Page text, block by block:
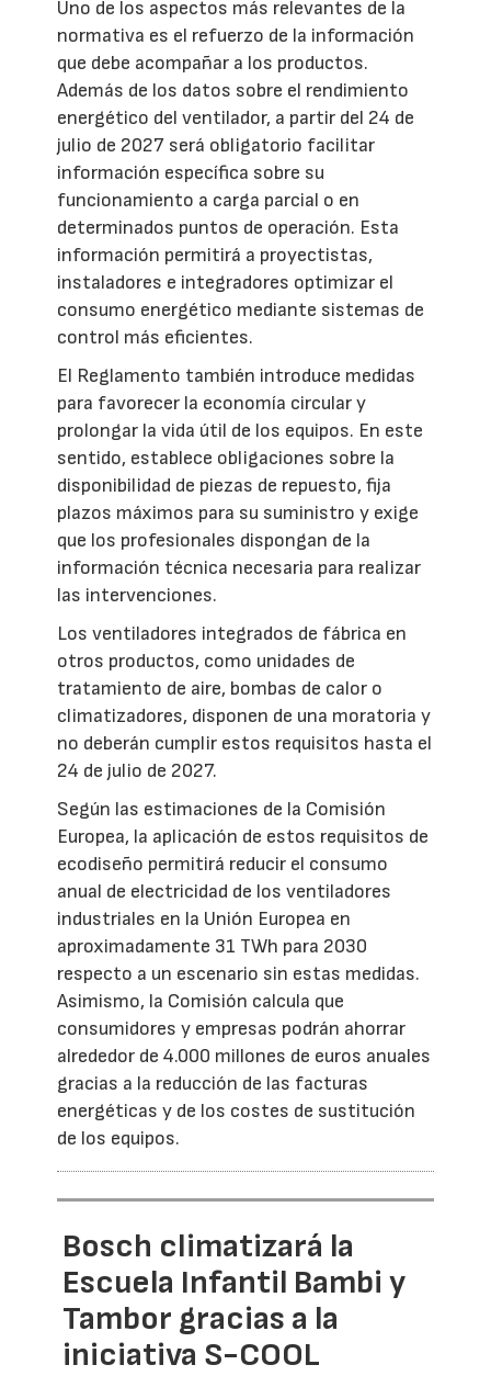
Uno de los aspectos más relevantes de la
normativa es el refuerzo de la información
que debe acompañar a los productos.
Además de los datos sobre el rendimiento
energético del ventilador, a partir del 24 de
julio de 2027 será obligatorio facilitar
información específica sobre su
funcionamiento a carga parcial o en
determinados puntos de operación. Esta
información permitirá a proyectistas,
instaladores e integradores optimizar el
consumo energético mediante sistemas de
control más eficientes.
El Reglamento también introduce medidas
para favorecer la economía circular y
prolongar la vida útil de los equipos. En este
sentido, establece obligaciones sobre la
disponibilidad de piezas de repuesto, fija
plazos máximos para su suministro y exige
que los profesionales dispongan de la
información técnica necesaria para realizar
las intervenciones.
Los ventiladores integrados de fábrica en
otros productos, como unidades de
tratamiento de aire, bombas de calor o
climatizadores, disponen de una moratoria y
no deberán cumplir estos requisitos hasta el
24 de julio de 2027.
Según las estimaciones de la Comisión
Europea, la aplicación de estos requisitos de
ecodiseño permitirá reducir el consumo
anual de electricidad de los ventiladores
industriales en la Unión Europea en
aproximadamente 31 TWh para 2030
respecto a un escenario sin estas medidas.
Asimismo, la Comisión calcula que
consumidores y empresas podrán ahorrar
alrededor de 4.000 millones de euros anuales
gracias a la reducción de las facturas
energéticas y de los costes de sustitución
de los equipos.
Bosch climatizará la
Escuela Infantil Bambi y
Tambor gracias a la
iniciativa S-COOL